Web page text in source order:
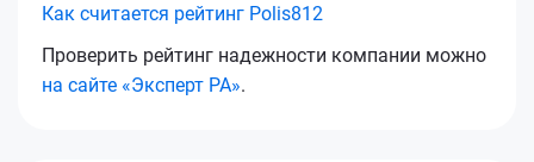
Как считается рейтинг Polis812
Проверить рейтинг надежности компании можно
на сайте «Эксперт РА».